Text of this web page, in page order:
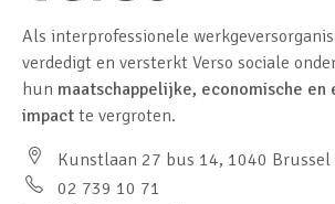
Als interprofessionele
verdedigt en versterkt Verso sociale
hun maatschappelijke, economische en
impact te vergroten.
Kunstlaan 27 bus 14, 1040 Brussel
02 739 10 71